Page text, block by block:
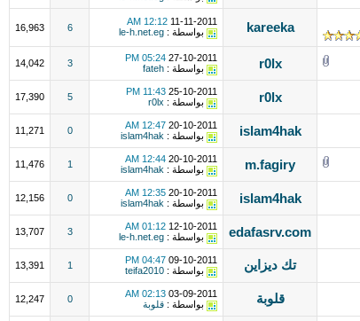
kareeka
11-11-2011
12:12 AM
بواسطة : le-h.net.eg
6
16,963
r0lx
27-10-2011
05:24 PM
بواسطة : fateh
3
14,042
r0lx
25-10-2011
11:43 PM
بواسطة : r0lx
5
17,390
islam4hak
20-10-2011
12:47 AM
بواسطة : islam4hak
0
11,271
m.fagiry
20-10-2011
12:44 AM
بواسطة : islam4hak
1
11,476
islam4hak
20-10-2011
12:35 AM
بواسطة : islam4hak
0
12,156
edafasrv.com
12-10-2011
01:12 AM
بواسطة : le-h.net.eg
3
13,707
تك ديزاين 09-10-2011
04:47 PM
بواسطة : teifa2010
1
13,391
قلوبة 03-09-2011
02:13 AM
بواسطة : قلوبة 0
12,247